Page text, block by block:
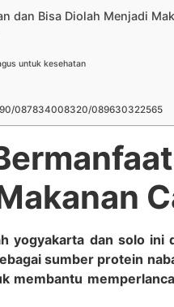
dan Bisa Diolah Menjadi
untuk kesehatan
087834008320/089630322565
yogyakarta dan solo
sumber protein
membantu